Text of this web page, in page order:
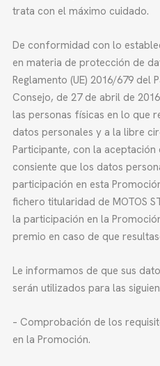
trata con el máximo cuidado.
De conformidad con lo
en materia de protección de
Reglamento (UE) 2016/679 del
Consejo, de 27 de abril de
las personas físicas en lo que
datos personales y a la libre
Participante, con la aceptación
consiente que los datos
participación en esta
fichero titularidad de MOTOS
la participación en la
premio en caso de que
Le informamos de que sus
serán utilizados para las
– Comprobación de los
en la Promoción.